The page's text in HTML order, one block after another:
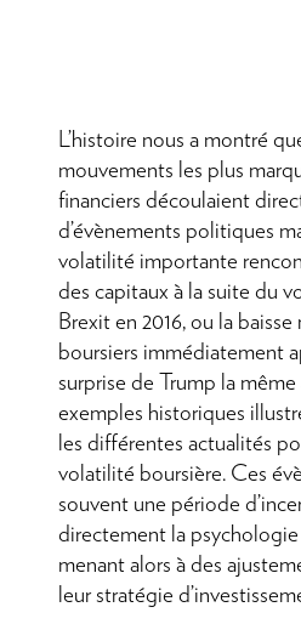
L’histoire nous a montré
mouvements les plus
financiers découlaient
d’évènements politiques
volatilité importante
des capitaux à la suite du
Brexit en 2016, ou la
boursiers immédiatement
surprise de Trump la
exemples historiques
les différentes actualités
volatilité boursière. Ces
souvent une période
directement la psychologie
menant alors à des
leur stratégie